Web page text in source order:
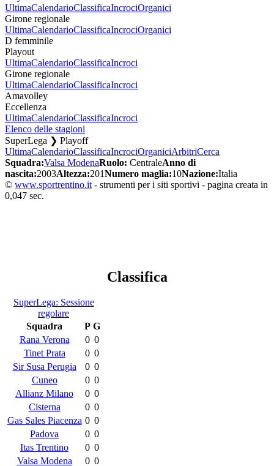
UltimaCalendarioClassificaIncrociOrganici
Girone regionale
UltimaCalendarioClassificaIncrociOrganici
D femminile
Playout
UltimaCalendarioClassificaIncroci
Girone regionale
UltimaCalendarioClassificaIncroci
Amavolley
Eccellenza
UltimaCalendarioClassificaIncroci
Elenco delle stagioni
SuperLega ❯ Playoff
UltimaCalendarioClassificaIncrociOrganiciArbitriCerca
Squadra:Valsa ModenaRuolo: CentraleAnno di
nascita:2003Altezza:201Numero maglia:10Nazione:Italia
© www.sportrentino.it - strumenti per i siti sportivi - pagina creata in
0,047 sec.
Classifica
SuperLega: Sessione
regolare
Squadra
P G
Rana Verona
0 0
Tinet Prata
0 0
Sir Susa Perugia
0 0
Cuneo
0 0
Allianz Milano
0 0
Cisterna
0 0
Gas Sales Piacenza 0 0
Padova
0 0
Itas Trentino
0 0
Valsa Modena
0 0